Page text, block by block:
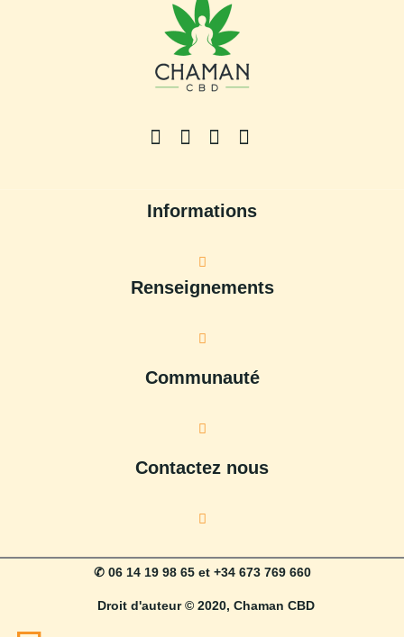
Informations
Renseignements
Communauté
Contactez nous
✆ 06 14 19 98 65 et +34 673 769 660
Droit d'auteur © 2020, Chaman CBD